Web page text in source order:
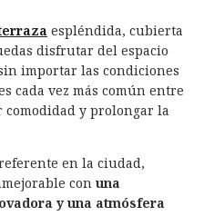
espléndida, cubierta
disfrutar del espacio
importar las condiciones
cada vez más común entre
comodidad y prolongar la
en la ciudad,
con una
y una atmósfera